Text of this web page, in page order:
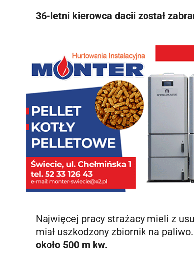
36-letni kierowca dacii został
Najwięcej pracy strażacy mieli z
miał uszkodzony zbiornik na paliwo.
około 500 m kw.